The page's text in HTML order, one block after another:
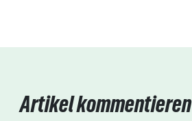
Artikel kommentieren